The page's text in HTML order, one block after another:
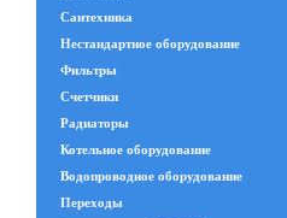
Сантехника
Нестандартное оборудование
Фильтры
Счетчики
Радиаторы
Котельное оборудование
Водопроводное оборудование
Переходы